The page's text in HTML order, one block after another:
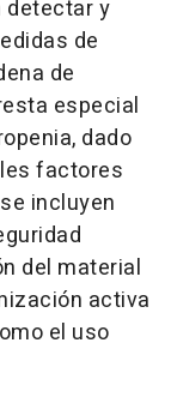
detectar y
de
de
especial
dado
factores
incluyen
del material
activa
el uso